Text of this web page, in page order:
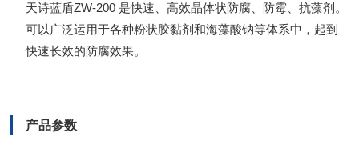
天诗蓝盾ZW-200 是快速、高效晶体状防腐、防霉、抗藻剂。
可以广泛运用于各种粉状胶黏剂和海藻酸钠等体系中，起到
快速长效的防腐效果。
产品参数